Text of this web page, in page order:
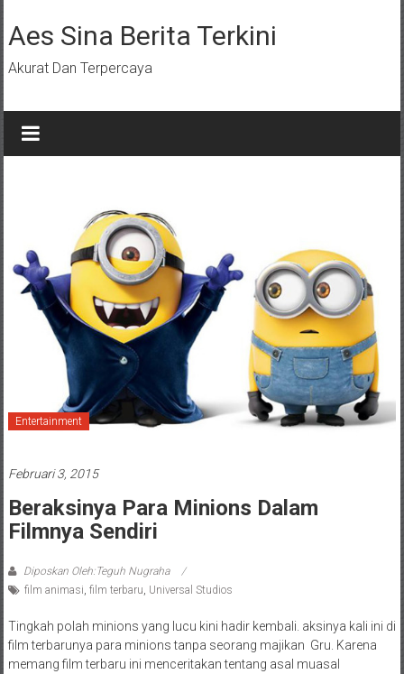
ke
konten
Aes Sina Berita Terkini
Akurat Dan Terpercaya
Entertainment
Februari 3, 2015
Beraksinya Para Minions Dalam
Filmnya Sendiri
Diposkan Oleh:Teguh Nugraha
film animasi, film terbaru, Universal Studios
Tingkah polah minions yang lucu kini hadir kembali. aksinya kali ini di
film terbarunya para minions tanpa seorang majikan Gru. Karena
memang film terbaru ini menceritakan tentang asal muasal